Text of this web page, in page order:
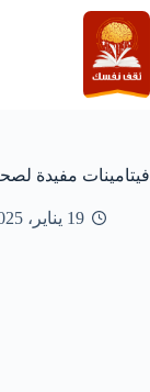
التجاوز
إلى
المحتوى
فيتامينات مفيدة
19 يناير، 2025